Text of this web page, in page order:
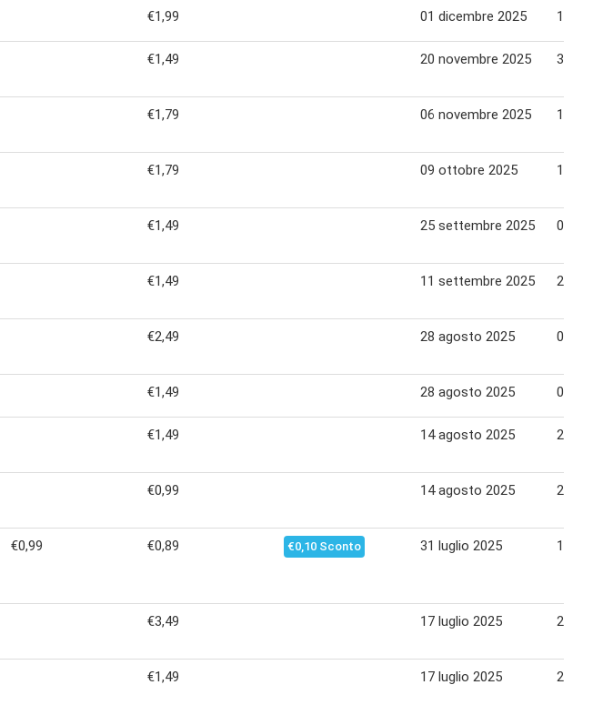
€1,99 01 dicembre 2025 14
€1,49 20 novembre 2025 30
€1,79 06 novembre 2025 16
€1,79 09 ottobre 2025 19
€1,49 25 settembre 2025 05
€1,49 11 settembre 2025 21
€2,49 28 agosto 2025 07
€1,49 28 agosto 2025 07
€1,49 14 agosto 2025 24
€0,99 14 agosto 2025 24
€0,99 €0,89 €0,10 Sconto 31 luglio 2025 10
€3,49 17 luglio 2025 27
€1,49 17 luglio 2025 27